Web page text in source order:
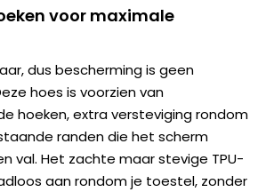
voor maximale
dus bescherming is geen
hoes is voorzien van
hoeken, extra versteviging rondom
randen die het scherm
val. Het zachte maar stevige TPU-
aan rondom je toestel, zonder